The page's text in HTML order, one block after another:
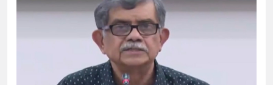
আলাল
‘গুলশানের চামেলি’তে ভিন্ন রূপে
যৌনকর্মীর দালাল চরিত্রে